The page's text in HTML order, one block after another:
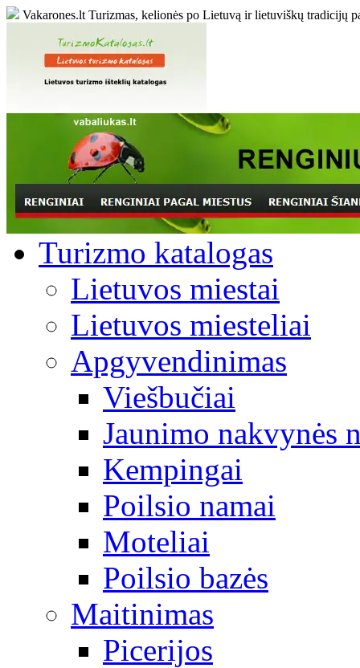
Vakarones.lt Turizmas, kelionės po Lietuvą ir lietuviškų tradicijų
Turizmo katalogas
Lietuvos miestai
Lietuvos miesteliai
Apgyvendinimas
Viešbučiai
Jaunimo nakvynės
Kempingai
Poilsio namai
Moteliai
Poilsio bazės
Maitinimas
Picerijos